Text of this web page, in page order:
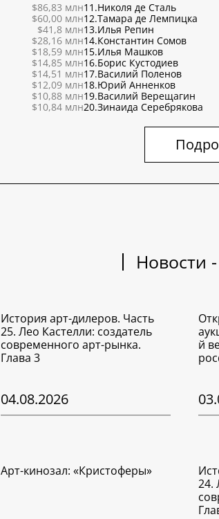
$86,83 млн
$60,00 млн
$41,8 млн
$28,16 млн
$18,59 млн
$14,85 млн
$14,51 млн
$12,09 млн
$10,88 млн
$10,84 млн
11.Николя де Сталь
12.Тамара де Лемпицка
13.Илья Репин
14.Константин Сомов
15.Илья Машков
16.Борис Кустодиев
17.Василий Поленов
18.Юрий Анненков
19.Василий Верещагин
20.Зинаида Серебрякова
Новости
История арт-дилеров. Часть
25. Лео Кастелли: создатель
современного арт-рынка.
Глава 3
04.08.2026
й
Арт-кинозал: «Кристоферы»
24.